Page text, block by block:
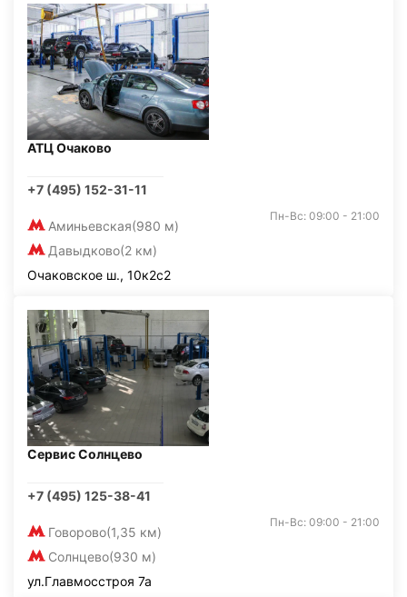
АТЦ Очаково
+7 (495) 152-31-11
Аминьевская(980 м)
Давыдково(2 км)
Пн-Вс: 09:00 - 21:00
Очаковское ш., 10к2с2
Сервис Солнцево
+7 (495) 125-38-41
Говорово(1,35 км)
Солнцево(930 м)
Пн-Вс: 09:00 - 21:00
ул.Главмосстроя 7а